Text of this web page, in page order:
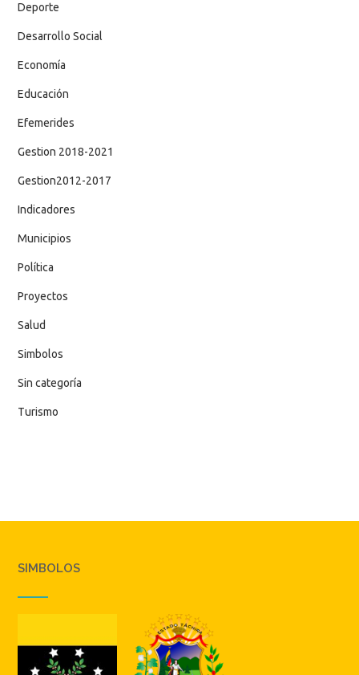
Deporte
Desarrollo Social
Economía
Educación
Efemerides
Gestion 2018-2021
Gestion2012-2017
Indicadores
Municipios
Política
Proyectos
Salud
Simbolos
Sin categoría
Turismo
SIMBOLOS